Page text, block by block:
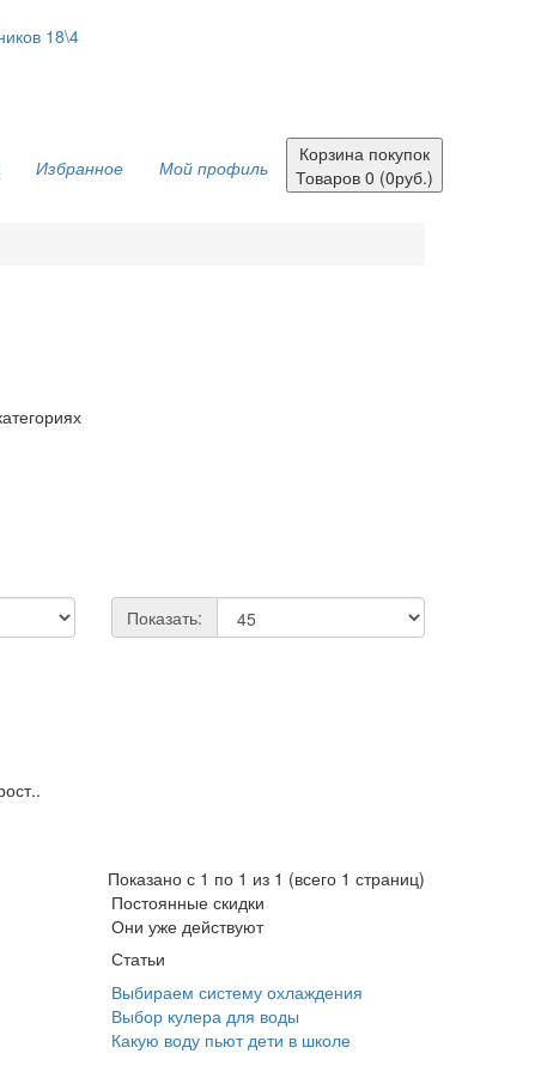
18\4
Избранное Мой профиль
Корзина покупок
Товаров 0 (0руб.)
Показать:
Показано с 1 по 1 из 1 (всего 1 страниц)
Постоянные скидки
Они уже действуют
Статьи
Выбираем систему охлаждения
Выбор кулера для воды
Какую воду пьют дети в школе